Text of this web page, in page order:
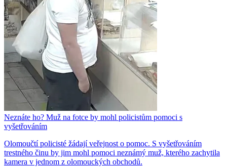
Neznáte ho? Muž na fotce by mohl policistům pomoci s
vyšetřováním
Olomoučtí policisté žádají veřejnost o pomoc. S vyšetřováním
trestného činu by jim mohl pomoci neznámý muž, kterého zachytila
kamera v jednom z olomouckých obchodů.